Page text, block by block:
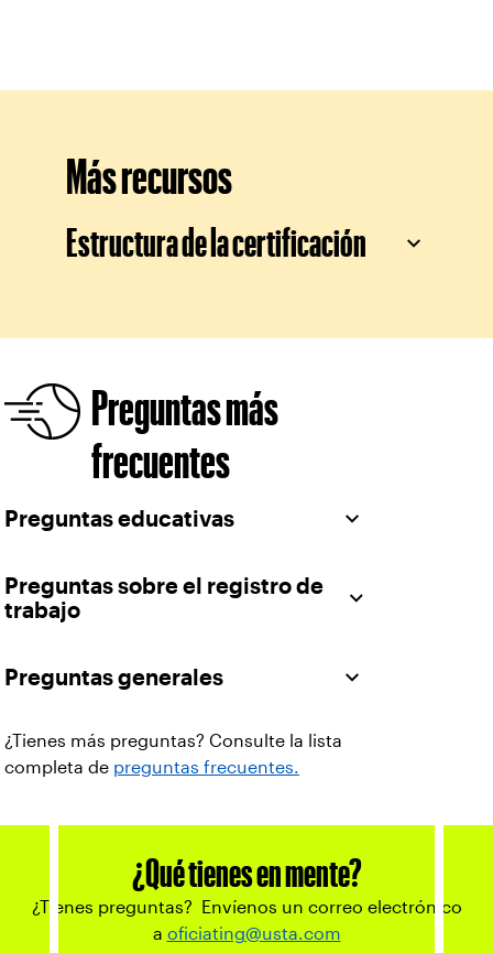
Más recursos
Estructura de la certificación
Preguntas más
frecuentes
Preguntas educativas
completar un curso en línea o una
experiencia de aprendizaje.
Ejemplo: si completa un curso en línea y
obtiene crédito por él, no obtendrá
Preguntas sobre el registro de
trabajo
Preguntas generales
¿Tienes más preguntas? Consulte la lista
completa de preguntas frecuentes.
¿Qué tienes en mente?
¿Tienes preguntas? Envíenos un correo electrónico
a oficiating@usta.com